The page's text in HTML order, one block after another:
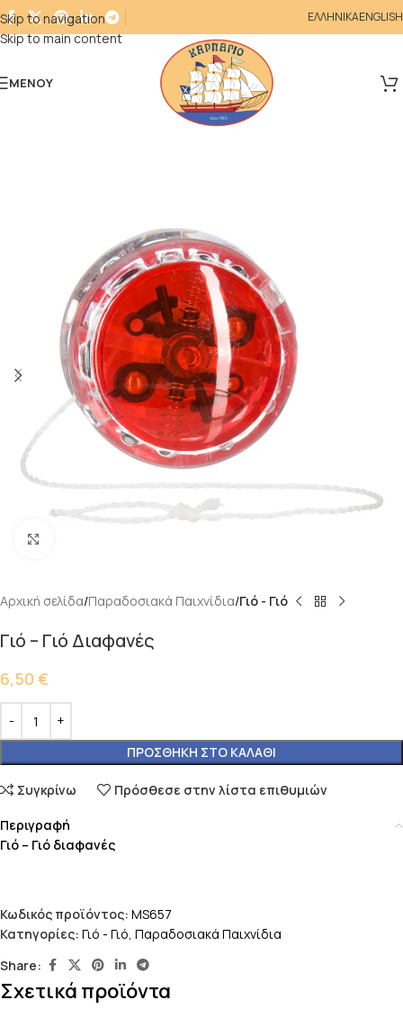
Skip to navigation
Skip to main content
ΕΛΛΗΝΙΚΑENGLISH
ΜΕΝΟΎ
Αρχική σελίδα Παραδοσιακά Παιχνίδια Γιό - Γιό
Γιό – Γιό Διαφανές
6,50 €
ΠΡΟΣΘΉΚΗ ΣΤΟ ΚΑΛΆΘΙ
Συγκρίνω Πρόσθεσε στην λίστα επιθυμιών
Περιγραφή
Γιό – Γιό διαφανές
Κωδικός προϊόντος: MS657
Κατηγορίες: Γιό - Γιό, Παραδοσιακά Παιχνίδια
Share:
Σχετικά προϊόντα